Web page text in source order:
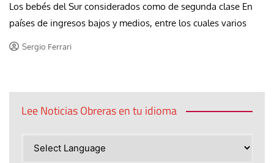
Los bebés del Sur considerados como de segunda clase En
países de ingresos bajos y medios, entre los cuales varios
Sergio Ferrari
Lee Noticias Obreras en tu idioma